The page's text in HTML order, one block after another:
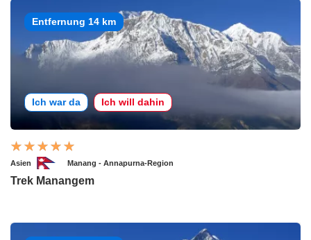
Entfernung 14 km
Ich war da Ich will dahin
Asien Manang - Annapurna-Region
Trek Manangem